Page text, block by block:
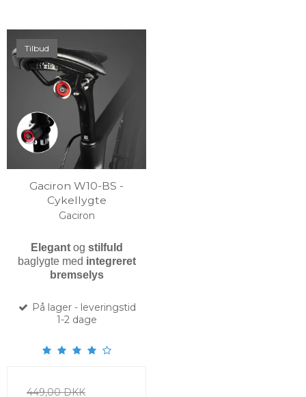
Tilbud
Gaciron W10-BS -
Cykellygte
Gaciron
Elegantog stilfuld
baglygte med integreret
bremselys
På lager - leveringstid
1-2 dage
449,00 DKK